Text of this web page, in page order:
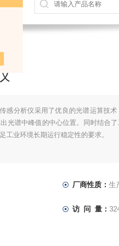
感分析仪采用了优良的光谱运算技
光谱中峰值的中心位置。同时结合
工业环境长期运行稳定性的要求。
厂商性质： 生
访 问 量：